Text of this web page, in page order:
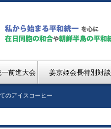
前進大会 姜京姫会長特別対談
のアイスコーヒー